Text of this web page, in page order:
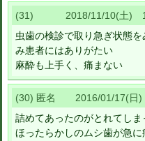
(31) 2018/11/10(土)
虫歯の検診で取り急ぎ状態
み患者にはありがたい
麻酔も上手く、痛まない
(30) 匿名 2016/01/17(日
詰めてあったのがとれてしま
ほったらかしのムシ歯が急